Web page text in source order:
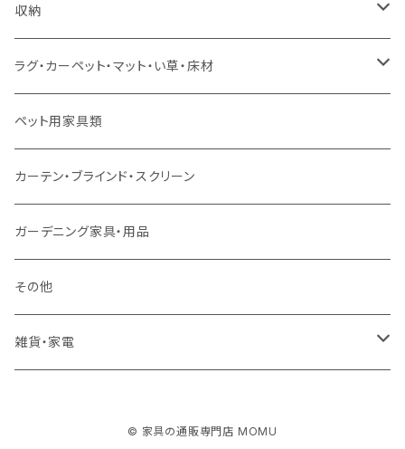
ソファセット
スツール・オットマン
ソファ付属品
クッション・座椅子
シングルサイズ以下（マットレス付）
セミダブルサイズ（マットレス付）
ダブルサイズ（マットレス付）
ダブルサイズ以上（マットレス付）
ロフトベッド
二段ベッド
マットレス
ダイニング7点セット以上
カウンターテーブル
リフティングテーブル
サイドテーブル・コーヒーテーブル
デスク
カウンターチェア
キッズチェア
オフィスチェア・ゲーミングチェア
ダイニングベンチ・スツール
こたつテーブル
こたつ布団
コタツ・布団セット
収納
本棚・シェルフ
食器棚・収納庫
レンジ台・カウンター
ラック
TVボード
キャビネット・飾り棚
ラグ・カーペット・マット・い草・床材
マット・フロアタイル
ラグ
カーペット
ペット用家具類
カーテン・ブラインド・スクリーン
ガーデニング家具・用品
その他
雑貨・家電
© 家具の通販専門店 MOMU